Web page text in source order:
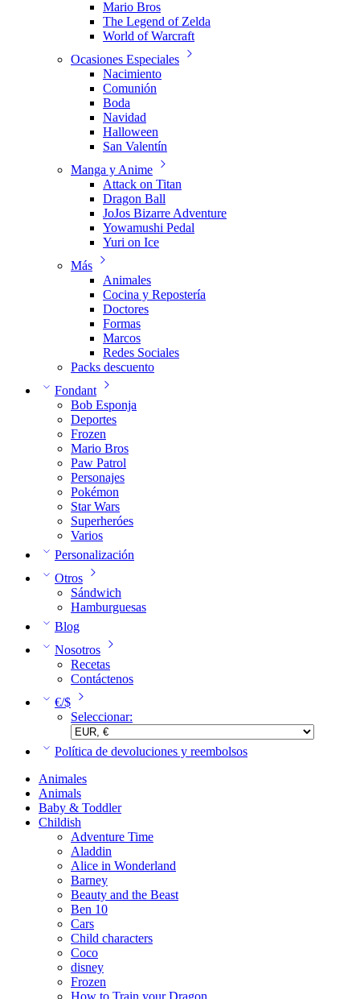
Mario Bros
The Legend of Zelda
World of Warcraft
Ocasiones Especiales
Nacimiento
Comunión
Boda
Navidad
Halloween
San Valentín
Manga y Anime
Attack on Titan
Dragon Ball
JoJos Bizarre Adventure
Yowamushi Pedal
Yuri on Ice
Más
Animales
Cocina y Repostería
Doctores
Formas
Marcos
Redes Sociales
Packs descuento
Fondant
Bob Esponja
Deportes
Frozen
Mario Bros
Paw Patrol
Personajes
Pokémon
Star Wars
Superheróes
Varios
Personalización
Otros
Sándwich
Hamburguesas
Blog
Nosotros
Recetas
Contáctenos
€/$
Seleccionar:
Política de devoluciones y reembolsos
Animales
Animals
Baby & Toddler
Childish
Adventure Time
Aladdin
Alice in Wonderland
Barney
Beauty and the Beast
Ben 10
Cars
Child characters
Coco
disney
Frozen
How to Train your Dragon